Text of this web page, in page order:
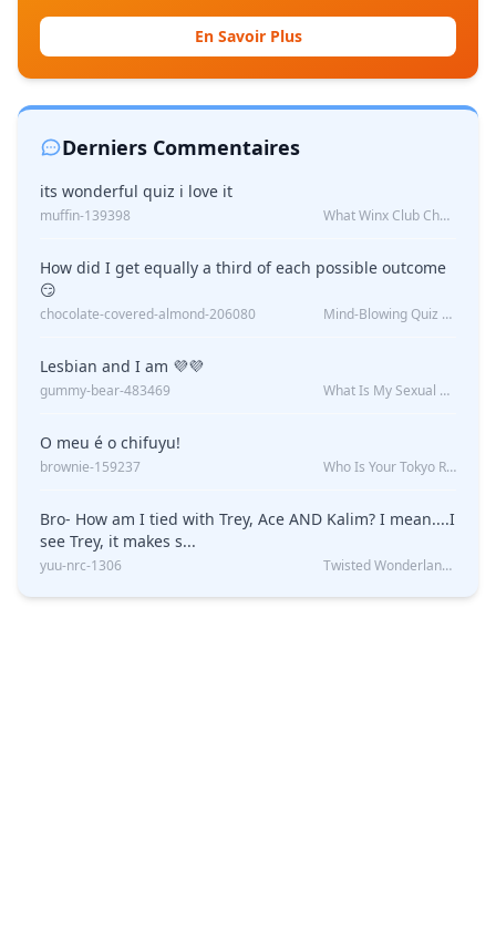
En Savoir Plus
Derniers Commentaires
its wonderful quiz i love it
muffin-139398 What Winx Club Character Are You?
How did I get equally a third of each possible outcome
😏
chocolate-covered-almond-206080 Mind-Blowing Quiz Reveals: Will I Be Alone Forever?
Lesbian and I am 💜💜
gummy-bear-483469 What Is My Sexual Orientation: Uncovered
O meu é o chifuyu!
brownie-159237 Who Is Your Tokyo Revengers Boyfriend?
Bro- How am I tied with Trey, Ace AND Kalim? I mean....I
see Trey, it makes s...
yuu-nrc-1306 Twisted Wonderland Kin Quiz